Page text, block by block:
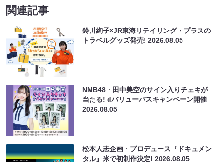
関連記事
鈴川絢子×JR東海リテイリング・プラスの
トラベルグッズ発売!2026.08.05
NMB48・田中美空のサイン入りチェキが
当たる! dバリューパスキャンペーン開催
2026.08.05
松本人志企画・プロデュース『ドキュメン
タル』米で初制作決定!2026.08.05